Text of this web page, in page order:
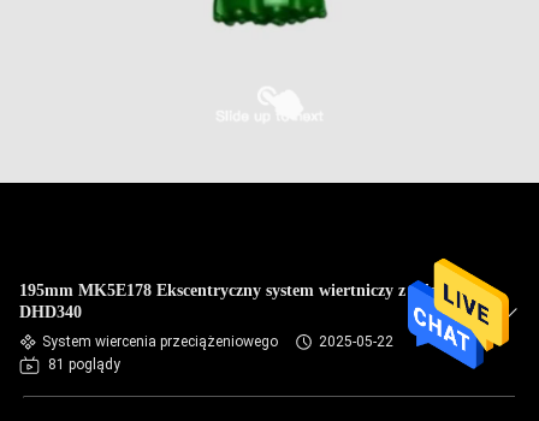
195mm MK5E178 Ekscentryczny system wiertniczy z osłoną
DHD340
System wiercenia przeciążeniowego
2025-05-22
81 poglądy